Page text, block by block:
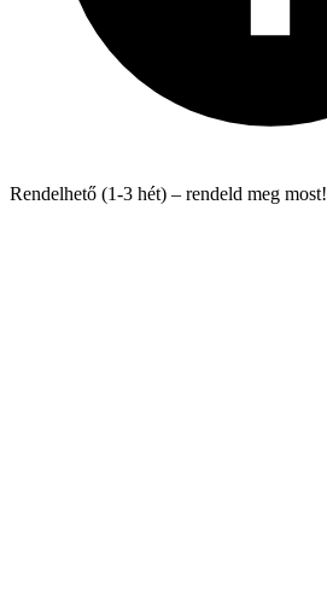
Rendelhető (1-3 hét) – rendeld meg most!